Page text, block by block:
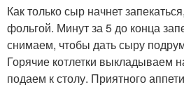
Как только сыр начнет
фольгой. Минут за 5 до конца
снимаем, чтобы дать сыру
Горячие котлетки выкладываем
подаем к столу. Приятного